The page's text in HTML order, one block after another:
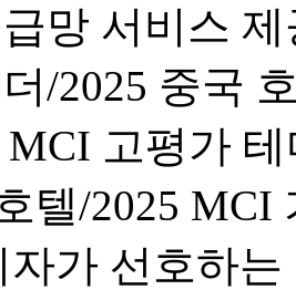
망 서비스
/2025 중국
고평가
텔/2025
자가 선호하